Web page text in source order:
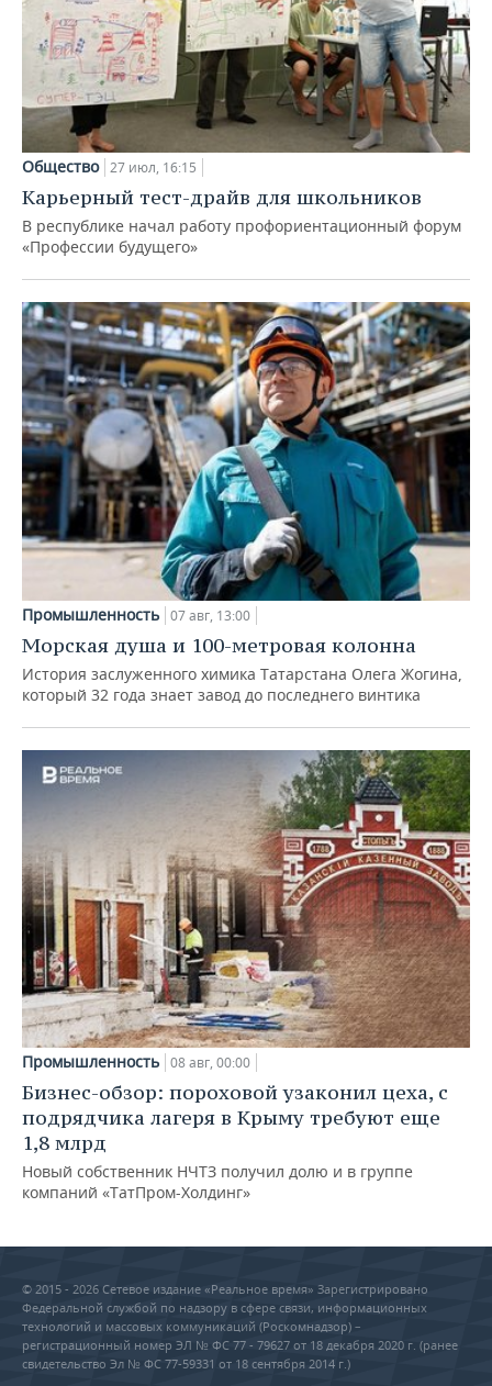
Общество 27 июл, 16:15
Карьерный тест-драйв для школьников
В республике начал работу профориентационный форум
«Профессии будущего»
Промышленность 07 авг, 13:00
Морская душа и 100-метровая колонна
История заслуженного химика Татарстана Олега Жогина,
который 32 года знает завод до последнего винтика
Промышленность 08 авг, 00:00
Бизнес-обзор: пороховой узаконил цеха, с
подрядчика лагеря в Крыму требуют еще
1,8 млрд
Новый собственник НЧТЗ получил долю и в группе
компаний «ТатПром-Холдинг»
© 2015 - 2026 Сетевое издание «Реальное время» Зарегистрировано
Федеральной службой по надзору в сфере связи, информационных
технологий и массовых коммуникаций (Роскомнадзор) –
регистрационный номер ЭЛ № ФС 77 - 79627 от 18 декабря 2020 г. (ранее
свидетельство Эл № ФС 77-59331 от 18 сентября 2014 г.)